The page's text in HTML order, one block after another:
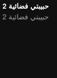
حبيبتي فضائية 2
حبيبتي فضائية 2